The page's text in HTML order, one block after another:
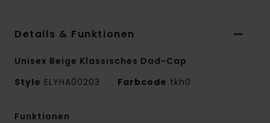
Details & Funktionen
Unisex Beige Klassisches Dad-Cap
Style ELYHA00203 Farbcode tkh0
Funktionen